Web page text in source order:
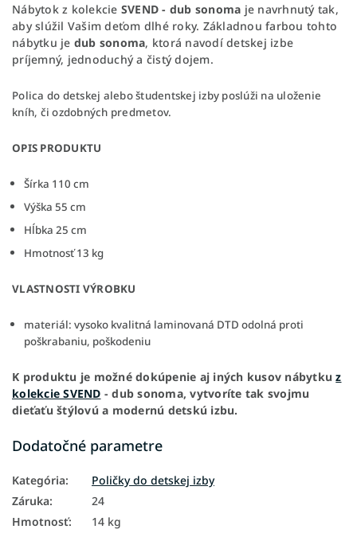
Nábytok z kolekcie SVEND - dub sonoma je navrhnutý tak,
aby slúžil Vašim deťom dlhé roky. Základnou farbou tohto
nábytku je dub sonoma, ktorá navodí detskej izbe
príjemný, jednoduchý a čistý dojem.
Polica do detskej alebo študentskej izby poslúži na uloženie
kníh, či ozdobných predmetov.
OPIS PRODUKTU
Šírka 110 cm
Výška 55 cm
Hĺbka 25 cm
Hmotnosť 13 kg
VLASTNOSTI VÝROBKU
materiál: vysoko kvalitná laminovaná DTD odolná proti
poškrabaniu, poškodeniu
K produktu je možné dokúpenie aj iných kusov nábytkuz
kolekcie SVEND - dub sonoma, vytvoríte tak svojmu
dieťaťu štýlovú a modernú detskú izbu.
Dodatočné parametre
Kategória:
Poličky do detskej izby
Záruka:
24
Hmotnosť:
14 kg